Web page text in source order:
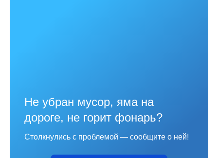
Не убран мусор, яма на
дороге, не горит фонарь?
Столкнулись с проблемой — сообщите о ней!